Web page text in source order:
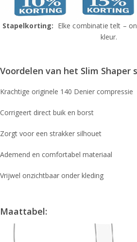
Stapelkorting: Elke combinatie telt –
kleur.
Voordelen van het Slim Shaper
Krachtige originele 140 Denier compressie
Corrigeert direct buik en borst
Zorgt voor een strakker silhouet
Ademend en comfortabel materiaal
Vrijwel onzichtbaar onder kleding
Maattabel: